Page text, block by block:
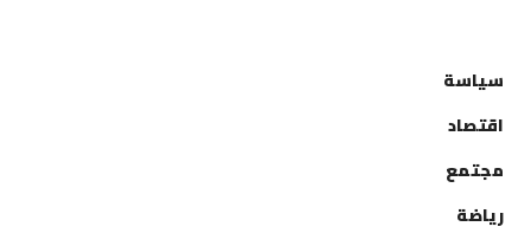
سياسة
اقتصاد
مجتمع
رياضة